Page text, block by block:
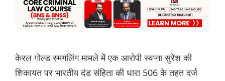
केरल गोल्ड स्मगलिंग मामले में एक आरोपी स्वप्ना सुरेश की
शिकायत पर भारतीय दंड संहिता की धारा 506 के तहत दर्ज